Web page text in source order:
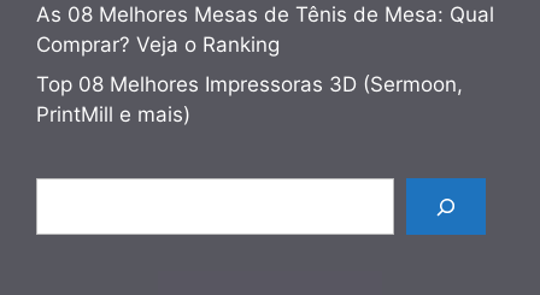
As 08 Melhores Mesas de Tênis de Mesa: Qual
Comprar? Veja o Ranking
Top 08 Melhores Impressoras 3D (Sermoon,
PrintMill e mais)